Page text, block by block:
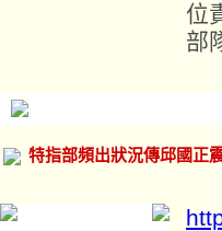
位
部
特指部頻出狀況傳邱國正